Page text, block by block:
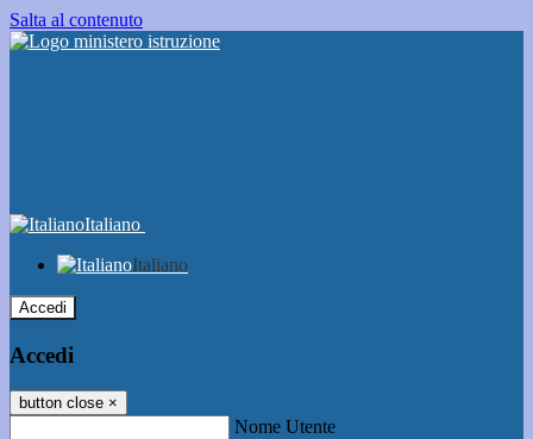
Salta al contenuto
Italiano
Italiano
Accedi
Accedi
button close ×
Nome Utente